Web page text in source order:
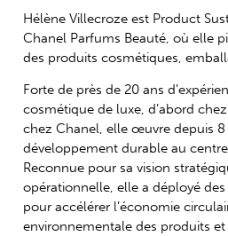
Hélène Villecroze est Product
Chanel Parfums Beauté, où elle
des produits cosmétiques,
Forte de près de 20 ans
cosmétique de luxe, d’abord
chez Chanel, elle œuvre depuis 8
développement durable au
Reconnue pour sa vision
opérationnelle, elle a déployé
pour accélérer l’économie
environnementale des produits